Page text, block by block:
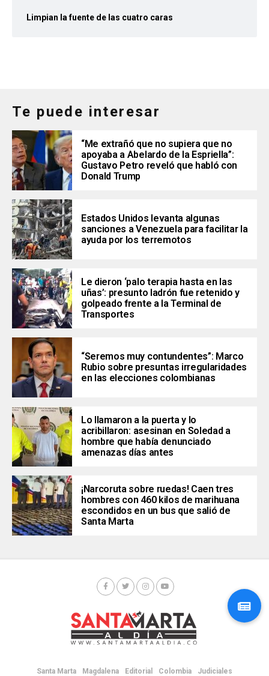
Limpian la fuente de las cuatro caras
Te puede interesar
“Me extrañó que no supiera que no
apoyaba a Abelardo de la Espriella”:
Gustavo Petro reveló que habló con
Donald Trump
Estados Unidos levanta algunas
sanciones a Venezuela para facilitar la
ayuda por los terremotos
Le dieron ‘palo terapia hasta en las
uñas’: presunto ladrón fue retenido y
golpeado frente a la Terminal de
Transportes
“Seremos muy contundentes”: Marco
Rubio sobre presuntas irregularidades
en las elecciones colombianas
Lo llamaron a la puerta y lo
acribillaron: asesinan en Soledad a
hombre que había denunciado
amenazas días antes
¡Narcoruta sobre ruedas! Caen tres
hombres con 460 kilos de marihuana
escondidos en un bus que salió de
Santa Marta
Santa Marta Magdalena Editorial Colombia Judiciales